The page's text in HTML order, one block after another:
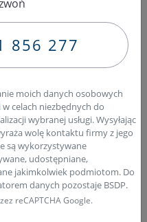
8
PC228USLC-8 z
pompa Bosch CP3S3
Common Rail,
szczelność i
Common Rail?
wody w paliwie,
długiej pracy na
można
856 277
moich danych osobowych
w celach niezbędnych do
wybranej usługi. Wysyłając
wolę kontaktu firmy z jego
są wykorzystywane
udostępniane,
jakimkolwiek podmiotom. Do
danych pozostaje BSDP.
reCAPTCHA Google.